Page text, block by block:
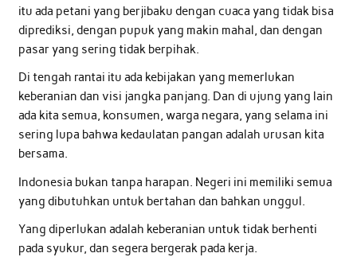
itu ada petani yang berjibaku dengan cuaca yang tidak bisa
diprediksi, dengan pupuk yang makin mahal, dan dengan
pasar yang sering tidak berpihak.
Di tengah rantai itu ada kebijakan yang memerlukan
keberanian dan visi jangka panjang. Dan di ujung yang lain
ada kita semua, konsumen, warga negara, yang selama ini
sering lupa bahwa kedaulatan pangan adalah urusan kita
bersama.
Indonesia bukan tanpa harapan. Negeri ini memiliki semua
yang dibutuhkan untuk bertahan dan bahkan unggul.
Yang diperlukan adalah keberanian untuk tidak berhenti
pada syukur, dan segera bergerak pada kerja.